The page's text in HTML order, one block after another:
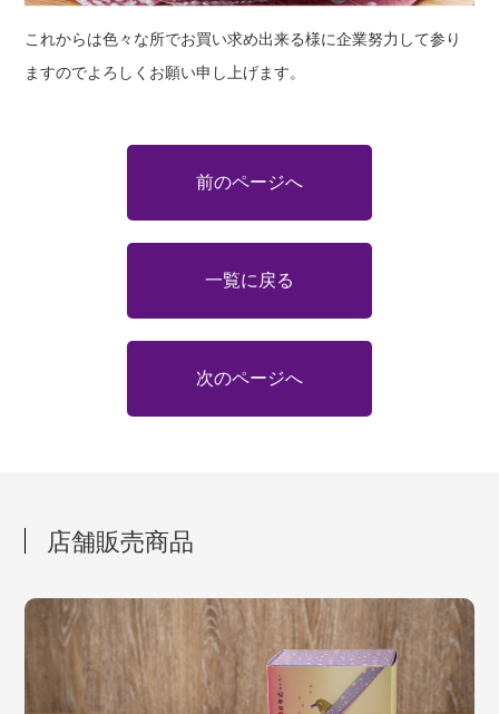
これからは色々な所でお買い求め出来る様に企業努力して参り
ますのでよろしくお願い申し上げます。
前のページへ
一覧に戻る
次のページへ
店舗販売商品